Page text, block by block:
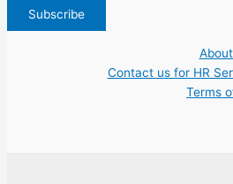
Contact us for HR
Terms